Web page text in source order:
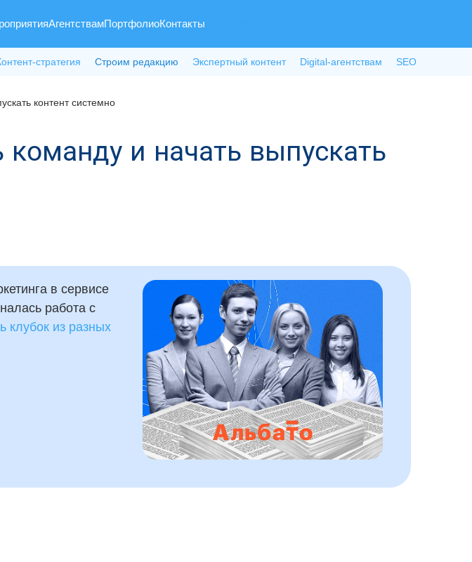
АгентствамПортфолиоКонтакты
стратегия Строим редакцию Экспертный контент Digital-агентствам SEO
контент системно
и начать выпускать
в сервисе
работа с
клубок из разных